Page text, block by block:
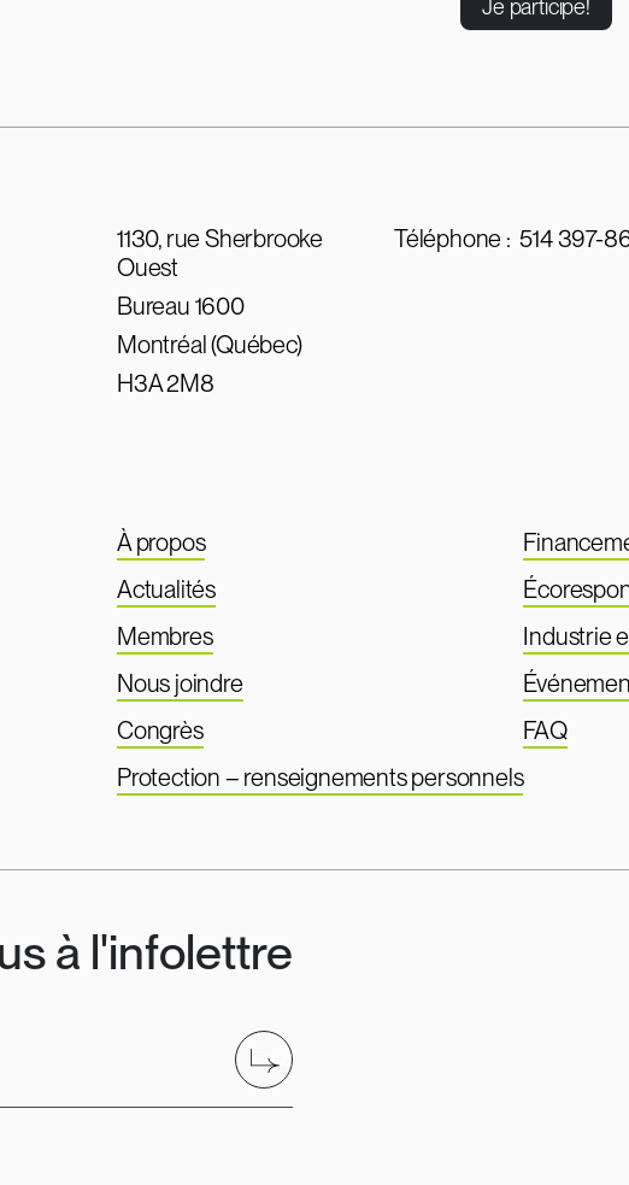
Je participe!
1130, rue Sherbrooke
Ouest
Bureau 1600
Montréal (Québec)
H3A 2M8
Téléphone :514 397-
À propos
Actualités
Membres
Nous joindre
Congrès
Protection – renseignements personnels
Industrie
FAQ
à l'infolettre
Envoyer